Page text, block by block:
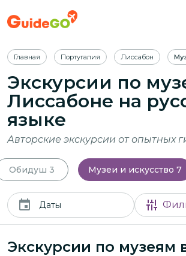
Главная Португалия Лиссабон
Экскурсии по
Лиссабоне на
языке
Авторские экскурсии от опытных
Обидуш 3 Музеи и искусство 7
Даты
Экскурсии по музеям